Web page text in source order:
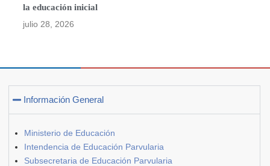
la educación inicial
julio 28, 2026
Información General
Ministerio de Educación
Intendencia de Educación Parvularia
Subsecretaria de Educación Parvularia